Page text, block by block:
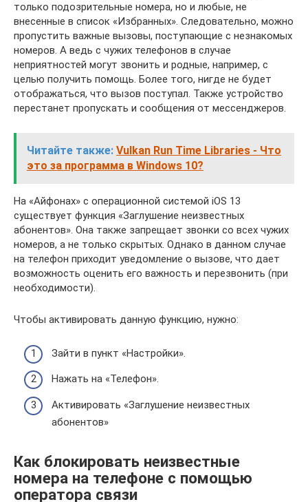
только подозрительные номера, но и любые, не
внесенные в список «Избранных». Следовательно, можно
пропустить важные вызовы, поступающие с незнакомых
номеров. А ведь с чужих телефонов в случае
неприятностей могут звонить и родные, например, с
целью получить помощь. Более того, нигде не будет
отображаться, что вызов поступал. Также устройство
перестанет пропускать и сообщения от мессенджеров.
Читайте также: Vulkan Run Time Libraries - Что
это за программа в Windows 10?
На «Айфонах» с операционной системой iOS 13
существует функция «Заглушение неизвестных
абонентов». Она также запрещает звонки со всех чужих
номеров, а не только скрытых. Однако в данном случае
на телефон приходит уведомление о вызове, что дает
возможность оценить его важность и перезвонить (при
необходимости).
Чтобы активировать данную функцию, нужно:
Зайти в пункт «Настройки».
Нажать на «Телефон».
Активировать «Заглушение неизвестных
абонентов»
Как блокировать неизвестные
номера на телефоне с помощью
оператора связи